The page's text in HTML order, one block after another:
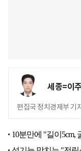
세종=이
편집국 정치경제부 기